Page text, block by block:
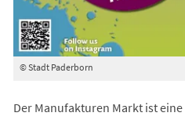
© Stadt Paderborn
Der Manufakturen Markt ist